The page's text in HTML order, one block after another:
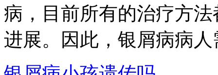
病，目前所有的治疗方
进展。因此，银屑病病